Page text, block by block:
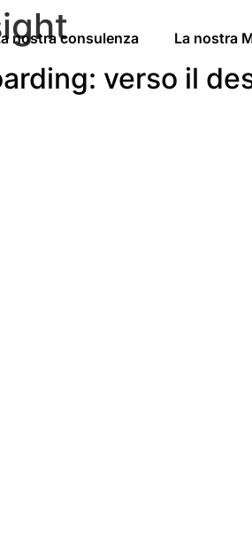
nostra consulenza La nostra
verso il